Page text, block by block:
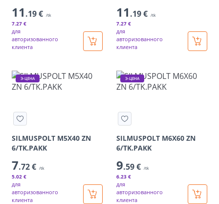
11 .19 € /tk
7.27 €
для
авторизованного
клиента
11 .19 € /tk
7.27 €
для
авторизованного
клиента
Э-ЦЕНА
SILMUSPOLT M5X40 ZN
6/TK.PAKK
7.72 € /tk
5.02 €
для
авторизованного
клиента
Э-ЦЕНА
SILMUSPOLT M6X60 ZN
6/TK.PAKK
9.59 € /tk
6.23 €
для
авторизованного
клиента